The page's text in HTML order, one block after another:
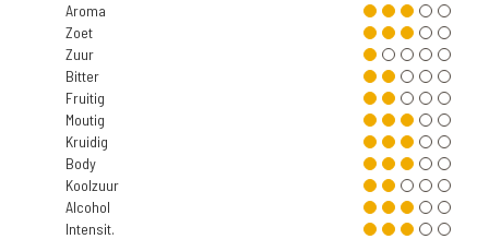
Aroma
Zoet
Zuur
Bitter
Fruitig
Moutig
Kruidig
Body
Koolzuur
Alcohol
Intensit.